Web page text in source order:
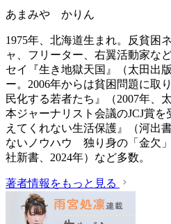
あまみや かりん
1975年、北海道生まれ。反貧困
ャ、フリーター、右翼活動家な
セイ『生き地獄天国』（太田出
ー。2006年からは貧困問題に
民化する若者たち』（2007年、
本ジャーナリスト会議のJCJ賞
えてくれない生活保護』（‎河出
ないノウハウ 独り身の「金欠
社新書、2024年）など多数。
著者情報をもっと見る